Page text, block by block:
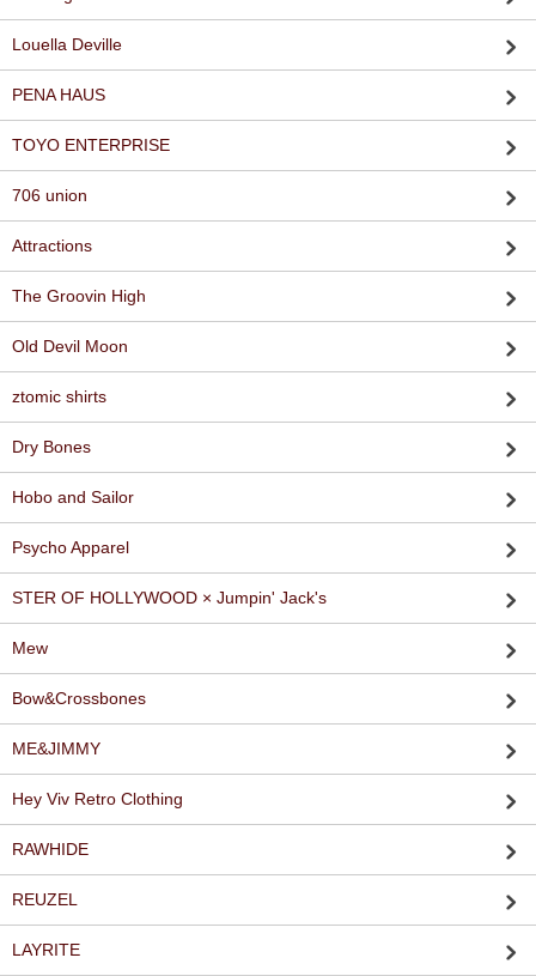
Louella Deville
PENA HAUS
TOYO ENTERPRISE
706 union
Attractions
The Groovin High
Old Devil Moon
ztomic shirts
Dry Bones
Hobo and Sailor
Psycho Apparel
STER OF HOLLYWOOD × Jumpin' Jack's
Mew
Bow&Crossbones
ME&JIMMY
Hey Viv Retro Clothing
RAWHIDE
REUZEL
LAYRITE